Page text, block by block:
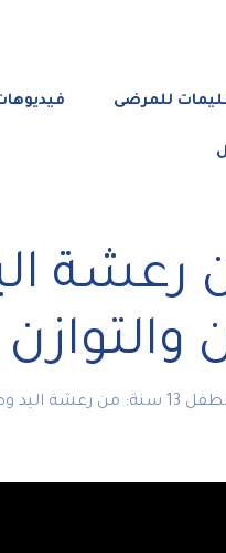
للمرضى
13
التحسن والتوازن